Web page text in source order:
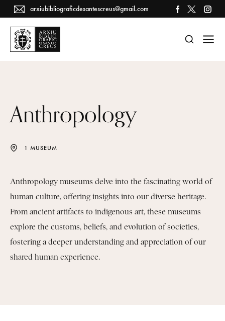
arxiubibliograficdesantescreus@gmail.com
Anthropology
1 MUSEUM
Anthropology museums delve into the fascinating world of
human culture, offering insights into our diverse heritage.
From ancient artifacts to indigenous art, these museums
explore the customs, beliefs, and evolution of societies,
fostering a deeper understanding and appreciation of our
shared human experience.